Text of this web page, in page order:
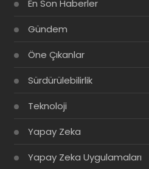
En Son Haberler
Gündem
Öne Çıkanlar
Sürdürülebilirlik
Teknoloji
Yapay Zeka
Yapay Zeka Uygulamaları